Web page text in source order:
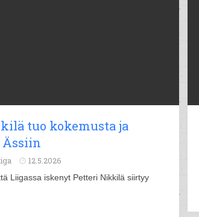
tuo kokemusta ja
12.5.2026
Liigassa iskenyt Petteri Nikkilä siirtyy